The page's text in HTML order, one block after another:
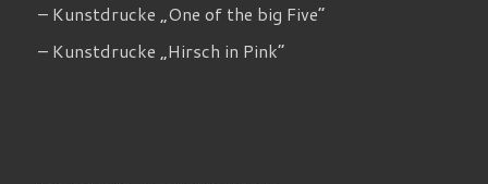
– Kunstdrucke „One of the big Five”
– Kunstdrucke „Hirsch in Pink”